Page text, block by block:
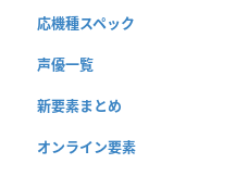
応機種スペック
声優一覧
新要素まとめ
オンライン要素